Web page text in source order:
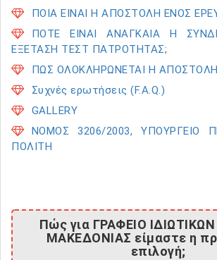
ΠΟΙΑ ΕΙΝΑΙ Η ΑΠΟΣΤΟΛΗ ΕΝΟΣ
ΠΟΤΕ ΕΙΝΑΙ ΑΝΑΓΚΑΙΑ Η
ΕΞΕΤΑΣΗ ΤΕΣΤ ΠΑΤΡΟΤΗΤΑΣ;
ΠΩΣ ΟΛΟΚΛΗΡΩΝΕΤΑΙ Η
Συχνές ερωτήσεις (F.A.Q.)
GALLERY
ΝΟΜΟΣ 3206/2003, ΥΠΟΥΡΓΕΙΟ
ΠΟΛΙΤΗ
Πώς για ΓΡΑΦΕΙΟ
ΜΑΚΕΔΟΝΙΑΣ είμαστε η
επιλογή;